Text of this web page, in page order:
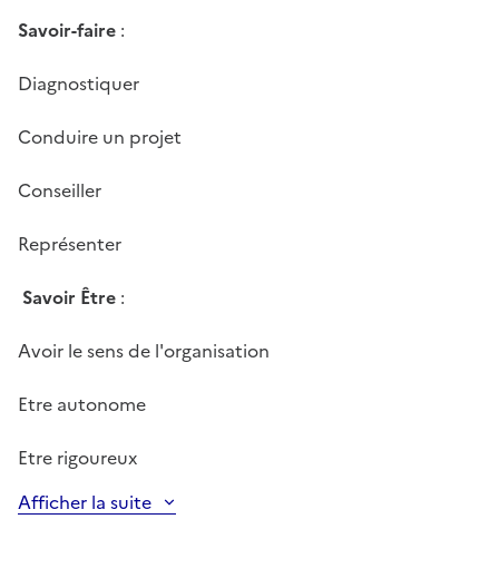
Savoir-faire :
Diagnostiquer
Conduire un projet
Conseiller
Représenter
Savoir Être :
Avoir le sens de l'organisation
Etre autonome
Etre rigoureux
Afficher la suite